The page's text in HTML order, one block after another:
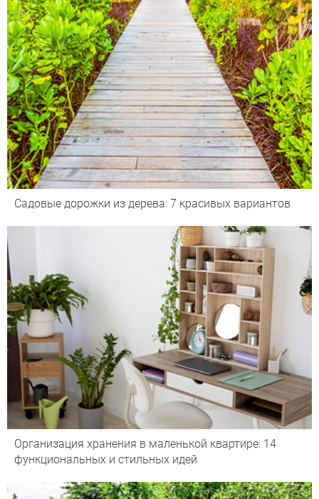
Садовые дорожки из дерева: 7 красивых вариантов
Организация хранения в маленькой квартире: 14
функциональных и стильных идей